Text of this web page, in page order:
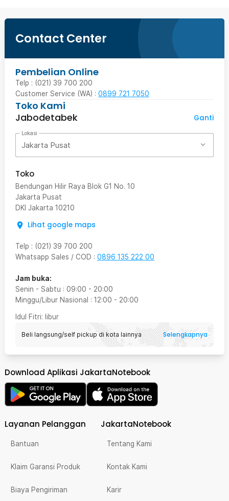
Contact Center
Pembelian Online
Telp : (021) 39 700 200
Customer Service (WA) : 0899 721 7050
Toko Kami
Jabodetabek
Ganti
Lokasi
Jakarta Pusat
Toko
Bendungan Hilir Raya Blok G1 No. 10
Jakarta Pusat
DKI Jakarta 10210
Lihat google maps
Telp : (021) 39 700 200
Whatsapp Sales / COD : 0896 135 222 00
Jam buka:
Senin - Sabtu : 09:00 - 20:00
Minggu/Libur Nasional : 12:00 - 20:00
Idul Fitri: libur
Beli langsung/self pickup di kota lainnya Selengkapnya
Download Aplikasi JakartaNotebook
Layanan Pelanggan
Bantuan
Klaim Garansi Produk
Biaya Pengiriman
JakartaNotebook
Tentang Kami
Kontak Kami
Karir